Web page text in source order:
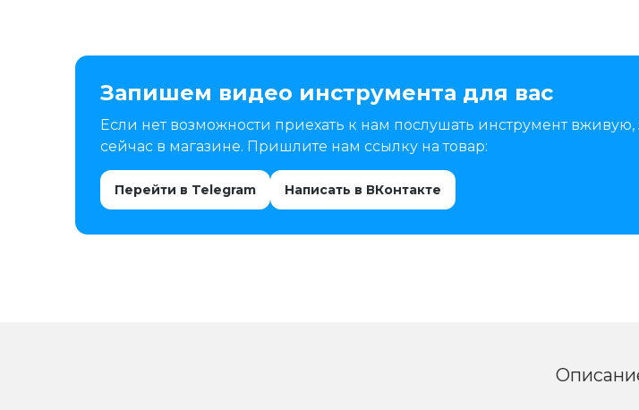
Запишем видео инструмента для вас
Если нет возможности приехать к нам послушать инструмент
сейчас в магазине. Пришлите нам ссылку на товар:
Перейти в Telegram Написать в ВКонтакте